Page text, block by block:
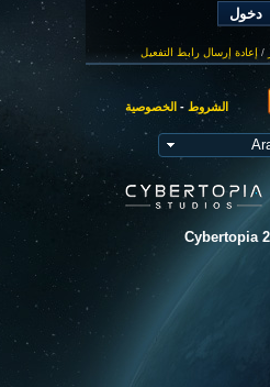
/ إعادة إرسال رابط التفعيل
الشروط -الخصوصية